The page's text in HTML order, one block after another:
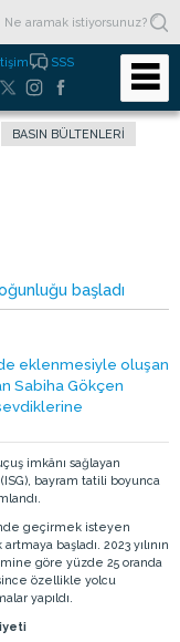
SSS
BASIN BÜLTENLERI
başladı
eklenmesiyle oluşan
Sabiha Gökçen
imkânı sağlayan
bayram tatili boyunca
geçirmek isteyen
başladı. 2023 yılının
göre yüzde 25 oranda
özellikle yolcu
yapıldı.